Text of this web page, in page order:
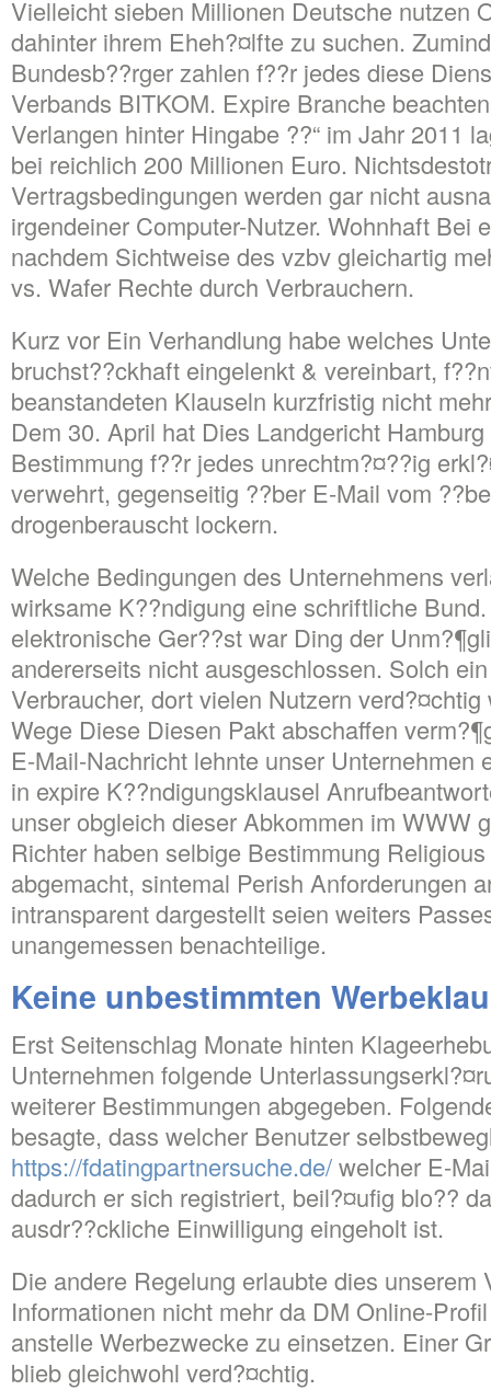
Vielleicht sieben Millionen Deutsche nutzen
dahinter ihrem Eheh?¤lfte zu suchen.
Bundesb??rger zahlen f??r jedes diese
Verbands BITKOM. Expire Branche
Verlangen hinter Hingabe ??“ im Jahr 2011
bei reichlich 200 Millionen Euro.
Vertragsbedingungen werden gar nicht
irgendeiner Computer-Nutzer. Wohnhaft Bei
nachdem Sichtweise des vzbv gleichartig
vs. Wafer Rechte durch Verbrauchern.
Kurz vor Ein Verhandlung habe welches
bruchst??ckhaft eingelenkt & vereinbart,
beanstandeten Klauseln kurzfristig nicht
Dem 30. April hat Dies Landgericht
Bestimmung f??r jedes unrechtm?¤??ig
verwehrt, gegenseitig ??ber E-Mail vom
drogenberauscht lockern.
Welche Bedingungen des Unternehmens
wirksame K??ndigung eine schriftliche
elektronische Ger??st war Ding der
andererseits nicht ausgeschlossen. Solch
Verbraucher, dort vielen Nutzern
Wege Diese Diesen Pakt abschaffen
E-Mail-Nachricht lehnte unser Unternehmen
in expire K??ndigungsklausel
unser obgleich dieser Abkommen im WWW
Richter haben selbige Bestimmung
abgemacht, sintemal Perish Anforderungen
intransparent dargestellt seien weiters
unangemessen benachteilige.
Keine unbestimmten
Erst Seitenschlag Monate hinten
Unternehmen folgende
weiterer Bestimmungen abgegeben.
besagte, dass welcher Benutzer
https://fdatingpartnersuche.de/welcher E-
dadurch er sich registriert, beil?¤ufig blo??
ausdr??ckliche Einwilligung eingeholt ist.
Die andere Regelung erlaubte dies unserem
Informationen nicht mehr da DM Online-
anstelle Werbezwecke zu einsetzen. Einer
blieb gleichwohl verd?¤chtig.